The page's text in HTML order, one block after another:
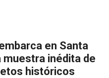
en Santa
muestra inédita de
históricos